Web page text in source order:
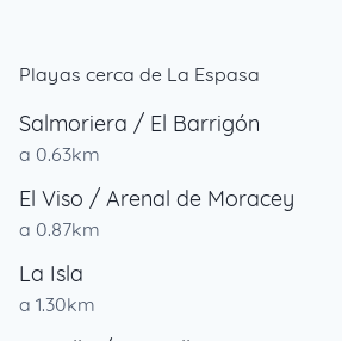
Playas cerca de La Espasa
Salmoriera / El Barrigón
a 0.63km
El Viso / Arenal de Moracey
a 0.87km
La Isla
a 1.30km